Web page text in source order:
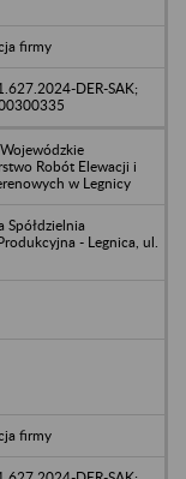
firmy
DER-SAK;
Robót Elewacji i
w Legnicy
Spółdzielnia
- Legnica, ul.
firmy